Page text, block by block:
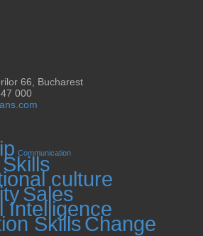
66, Bucharest
000
Communication
culture
Sales
Intelligence
SkillsChange